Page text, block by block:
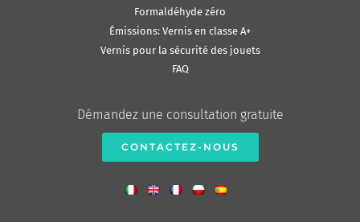
Formaldéhyde zéro
Émissions: Vernis en classe A+
Vernis pour la sécurité des jouets
FAQ
Démandez une consultation gratuite
CONTACTEZ-NOUS